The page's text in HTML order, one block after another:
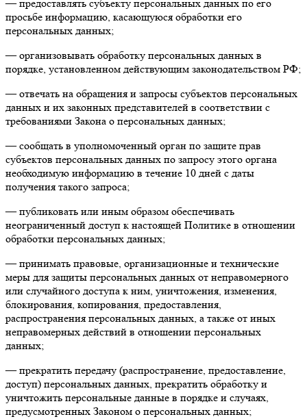
— предоставлять субъекту персональных данных по его
просьбе информацию, касающуюся обработки его
персональных данных;
— организовывать обработку персональных данных в
порядке, установленном действующим законодательством РФ;
— отвечать на обращения и запросы субъектов персональных
данных и их законных представителей в соответствии с
требованиями Закона о персональных данных;
— сообщать в уполномоченный орган по защите прав
субъектов персональных данных по запросу этого органа
необходимую информацию в течение 10 дней с даты
получения такого запроса;
— публиковать или иным образом обеспечивать
неограниченный доступ к настоящей Политике в отношении
обработки персональных данных;
— принимать правовые, организационные и технические
меры для защиты персональных данных от неправомерного
или случайного доступа к ним, уничтожения, изменения,
блокирования, копирования, предоставления,
распространения персональных данных, а также от иных
неправомерных действий в отношении персональных
данных;
— прекратить передачу (распространение, предоставление,
доступ) персональных данных, прекратить обработку и
уничтожить персональные данные в порядке и случаях,
предусмотренных Законом о персональных данных;